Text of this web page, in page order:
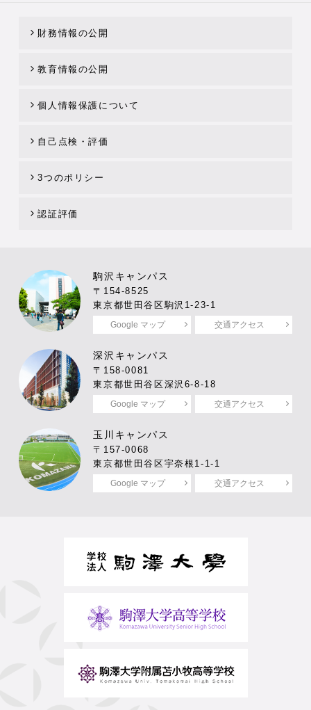
財務情報の公開
教育情報の公開
個人情報保護について
自己点検・評価
3つのポリシー
認証評価
駒沢キャンパス
〒154-8525
東京都世田谷区駒沢1-23-1
Google マップ 交通アクセス
深沢キャンパス
〒158-0081
東京都世田谷区深沢6-8-18
Google マップ 交通アクセス
玉川キャンパス
〒157-0068
東京都世田谷区宇奈根1-1-1
Google マップ 交通アクセス